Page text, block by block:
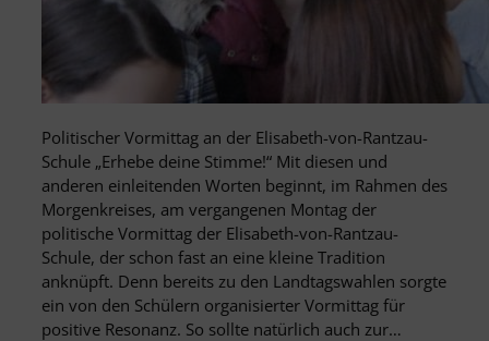
Politischer Vormittag an der Elisabeth-von-Rantzau-
Schule „Erhebe deine Stimme!“ Mit diesen und
anderen einleitenden Worten beginnt, im Rahmen des
Morgenkreises, am vergangenen Montag der
politische Vormittag der Elisabeth-von-Rantzau-
Schule, der schon fast an eine kleine Tradition
anknüpft. Denn bereits zu den Landtagswahlen sorgte
ein von den Schülern organisierter Vormittag für
positive Resonanz. So sollte natürlich auch zur…